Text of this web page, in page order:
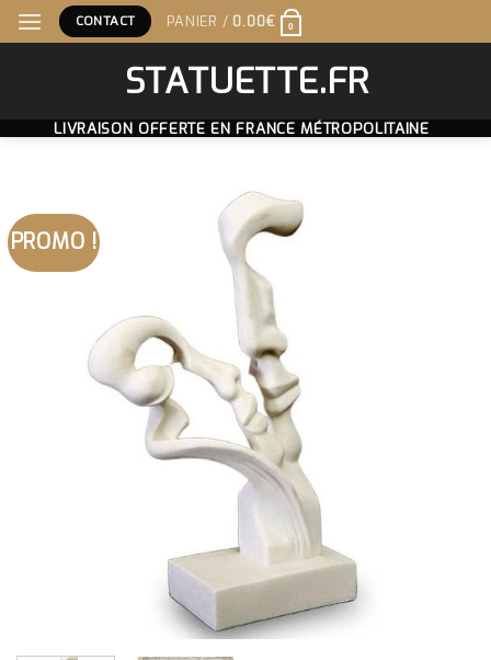
Skip
to
CONTACT PANIER / 0.00€ 0
STATUETTE.FR
LIVRAISON OFFERTE EN FRANCE MÉTROPOLITAINE
PROMO !